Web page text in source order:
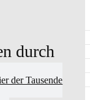
der Tausende
durch